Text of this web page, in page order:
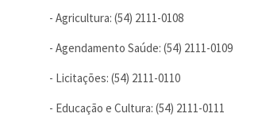
- Agricultura: (54) 2111-0108
- Agendamento Saúde: (54) 2111-0109
- Licitações: (54) 2111-0110
- Educação e Cultura: (54) 2111-0111